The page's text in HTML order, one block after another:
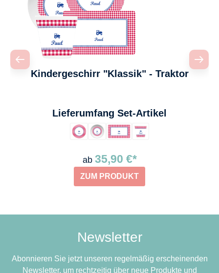
Kindergeschirr "Klassik" - Traktor
Lieferumfang Set-Artikel
ab 35,90 €*
ZUM PRODUKT
Newsletter
Abonnieren Sie jetzt unseren regelmäßig erscheinenden
Newsletter, um rechtzeitig über neue Produkte und